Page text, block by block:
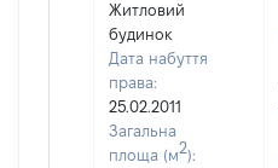
Житловий
будинок
Дата набуття
права:
25.02.2011
Загальна
площа (м2):